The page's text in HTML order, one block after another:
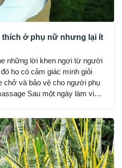
ở phụ nữ nhưng lại ít
những lời khen ngợi từ người
họ có cảm giác mình giỏi
chở và bảo vệ cho người phụ
Sau một ngày làm việc